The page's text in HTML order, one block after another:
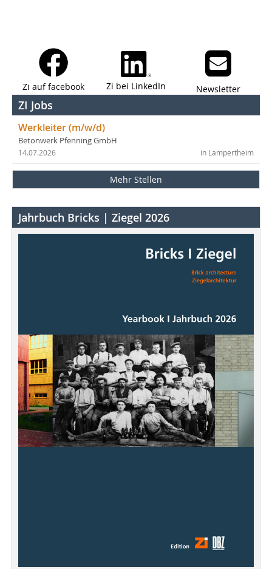
Zi auf facebook Zi bei LinkedIn Newsletter
ZI Jobs
Werkleiter (m/w/d)
Betonwerk Pfenning GmbH
in Lampertheim
14.07.2026
Mehr Stellen
Jahrbuch Bricks | Ziegel 2026